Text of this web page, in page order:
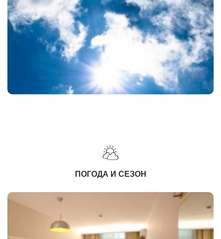
ПОГОДА И СЕЗОН